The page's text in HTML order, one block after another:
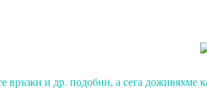
връзки и др. подобни, а сега доживяхме